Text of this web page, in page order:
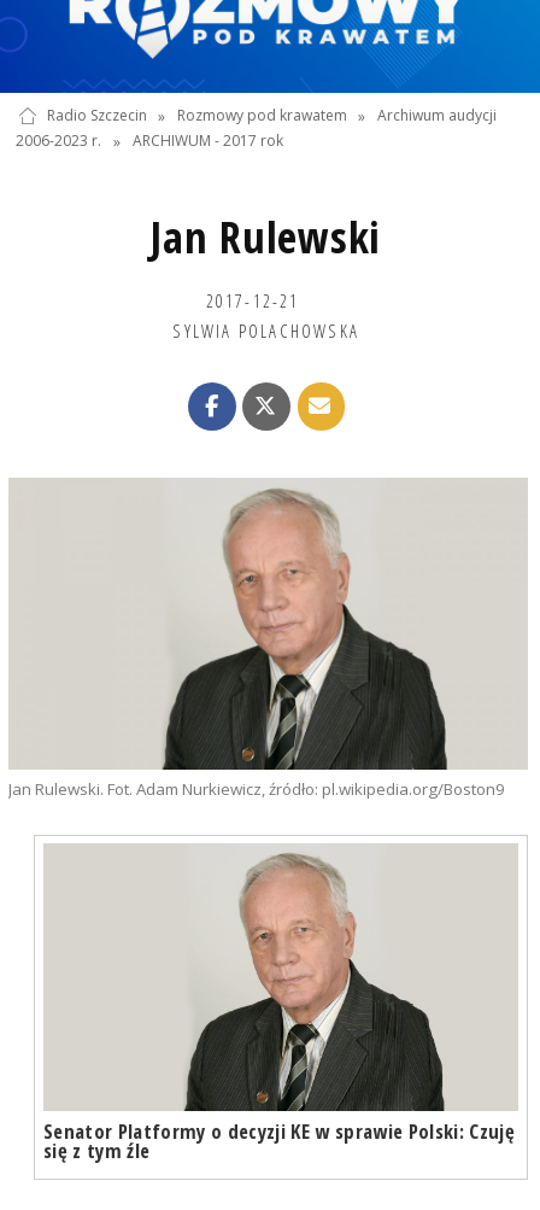
Radio Szczecin » Rozmowy pod krawatem » Archiwum audycji
2006-2023 r.
» ARCHIWUM - 2017 rok
Jan Rulewski
2017-12-21
SYLWIA POLACHOWSKA
Jan Rulewski. Fot. Adam Nurkiewicz, źródło: pl.wikipedia.org/Boston9
Senator Platformy o decyzji KE w sprawie Polski: Czuję
się z tym źle